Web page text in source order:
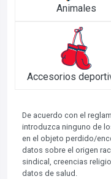
Animales
Accesorios
De acuerdo con el
introduzca ninguno de
en el objeto perdido/
datos sobre el origen
sindical, creencias
datos de salud.